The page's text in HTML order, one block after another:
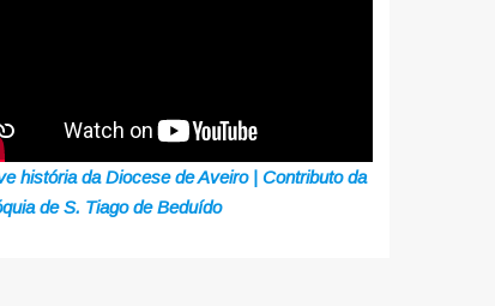
história da Diocese de Aveiro | Contributo da
de S. Tiago de Beduído